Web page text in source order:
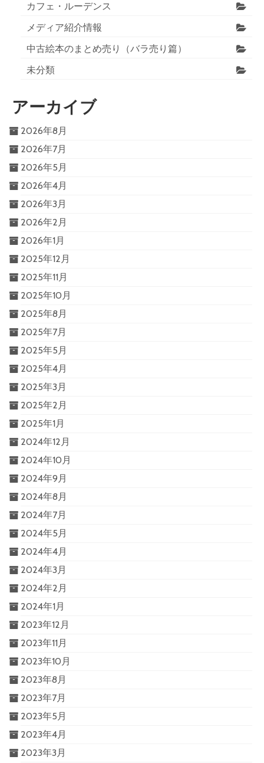
カフェ・ルーデンス
メディア紹介情報
中古絵本のまとめ売り（バラ売り篇）
未分類
アーカイブ
2026年8月
2026年7月
2026年5月
2026年4月
2026年3月
2026年2月
2026年1月
2025年12月
2025年11月
2025年10月
2025年8月
2025年7月
2025年5月
2025年4月
2025年3月
2025年2月
2025年1月
2024年12月
2024年10月
2024年9月
2024年8月
2024年7月
2024年5月
2024年4月
2024年3月
2024年2月
2024年1月
2023年12月
2023年11月
2023年10月
2023年8月
2023年7月
2023年5月
2023年4月
2023年3月